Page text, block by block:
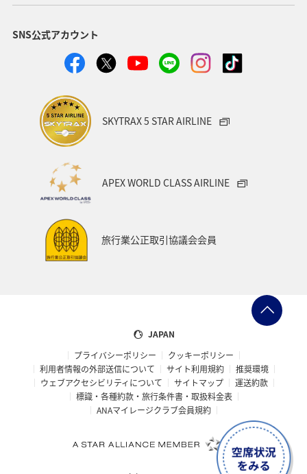
SNS公式アカウント
SKYTRAX 5 STAR AIRLINE
APEX WORLD CLASS AIRLINE
旅行業公正取引協議会会員
JAPAN
プライバシーポリシー
クッキーポリシー
利用者情報の外部送信について
サイト利用規約
推奨環境
ウェブアクセシビリティについて
サイトマップ
運送約款
標識・各種約款・旅行条件書・取扱料金表
ANAマイレージクラブ会員規約